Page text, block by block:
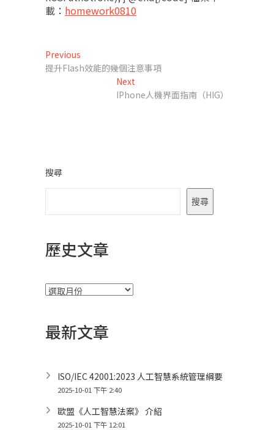
載： homework0810
文
章
Previous
post:
提升Flash效能的幾個注意事項
Next
post:
IPhone人機界面指南（HIG）
搜尋
搜尋
歷史文章
彙
最新文章
ISO/IEC 42001:2023 人工智慧系統管理綱要
2025-10-01 下午 2:40
歐盟《人工智慧法案》 介紹
2025-10-01 下午 12:01